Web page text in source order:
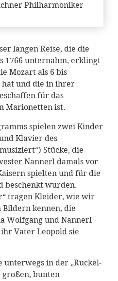
Philharmoniker
langen Reise, die die
1766 unternahm, erklingt
Mozart als 6 bis
und die in ihrer
für das
Marionetten ist.
spielen zwei Kinder
Klavier des
Stücke, die
Nannerl damals vor
spielten und für die
beschenkt wurden.
tragen Kleider, wie wir
kennen, die
Wolfgang und Nannerl
Vater Leopold sie
unterwegs in der „Ruckel-
großen, bunten